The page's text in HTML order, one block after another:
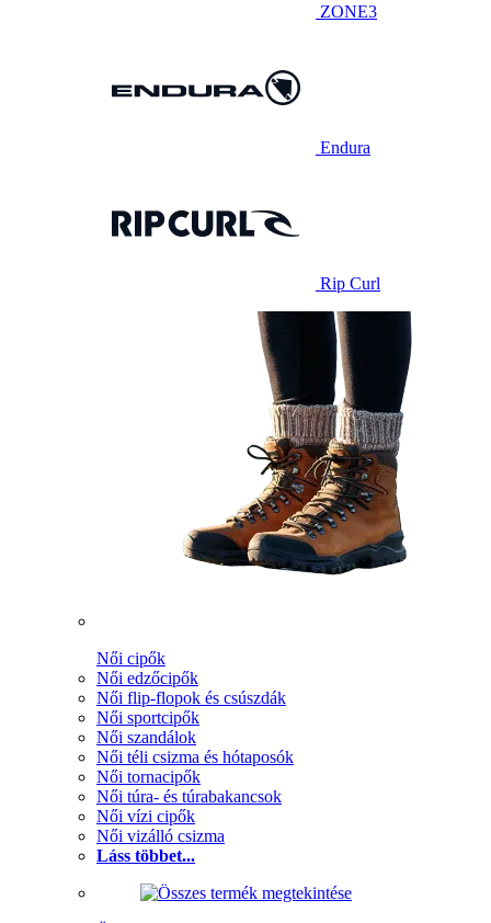
ZONE3
Endura
Rip Curl
Női cipők
Női edzőcipők
Női flip-flopok és csúszdák
Női sportcipők
Női szandálok
Női téli csizma és hótaposók
Női tornacipők
Női túra- és túrabakancsok
Női vízi cipők
Női vizálló csizma
Láss többet...